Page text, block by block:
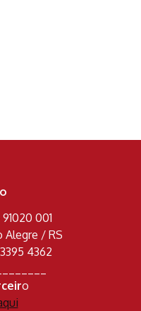
001
Alegre / RS
4362
o